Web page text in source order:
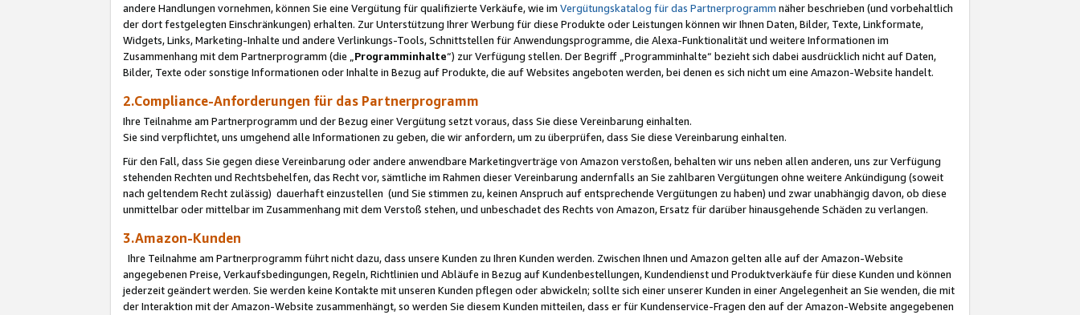
andere Handlungen vornehmen, können Sie eine Vergütung für qualifizierte Verkäufe, wie im Vergütungskatalog für das Partnerprogramm näher beschrieben (und vorbehaltlich
der dort festgelegten Einschränkungen) erhalten. Zur Unterstützung Ihrer Werbung für diese Produkte oder Leistungen können wir Ihnen Daten, Bilder, Texte, Linkformate,
Widgets, Links, Marketing-Inhalte und andere Verlinkungs-Tools, Schnittstellen für Anwendungsprogramme, die Alexa-Funktionalität und weitere Informationen im
Zusammenhang mit dem Partnerprogramm (die „ Programminhalte“) zur Verfügung stellen. Der Begriff „Programminhalte“ bezieht sich dabei ausdrücklich nicht auf Daten,
Bilder, Texte oder sonstige Informationen oder Inhalte in Bezug auf Produkte, die auf Websites angeboten werden, bei denen es sich nicht um eine Amazon-Website handelt.
2.Compliance-Anforderungen für das Partnerprogramm
Ihre Teilnahme am Partnerprogramm und der Bezug einer Vergütung setzt voraus, dass Sie diese Vereinbarung einhalten.
Sie sind verpflichtet, uns umgehend alle Informationen zu geben, die wir anfordern, um zu überprüfen, dass Sie diese Vereinbarung einhalten.
Für den Fall, dass Sie gegen diese Vereinbarung oder andere anwendbare Marketingverträge von Amazon verstoßen, behalten wir uns neben allen anderen, uns zur Verfügung
stehenden Rechten und Rechtsbehelfen, das Recht vor, sämtliche im Rahmen dieser Vereinbarung andernfalls an Sie zahlbaren Vergütungen ohne weitere Ankündigung (soweit
nach geltendem Recht zulässig) dauerhaft einzustellen (und Sie stimmen zu, keinen Anspruch auf entsprechende Vergütungen zu haben) und zwar unabhängig davon, ob diese
unmittelbar oder mittelbar im Zusammenhang mit dem Verstoß stehen, und unbeschadet des Rechts von Amazon, Ersatz für darüber hinausgehende Schäden zu verlangen.
3.Amazon-Kunden
Ihre Teilnahme am Partnerprogramm führt nicht dazu, dass unsere Kunden zu Ihren Kunden werden. Zwischen Ihnen und Amazon gelten alle auf der Amazon-Website
angegebenen Preise, Verkaufsbedingungen, Regeln, Richtlinien und Abläufe in Bezug auf Kundenbestellungen, Kundendienst und Produktverkäufe für diese Kunden und können
jederzeit geändert werden. Sie werden keine Kontakte mit unseren Kunden pflegen oder abwickeln; sollte sich einer unserer Kunden in einer Angelegenheit an Sie wenden, die mit
der Interaktion mit der Amazon-Website zusammenhängt, so werden Sie diesem Kunden mitteilen, dass er für Kundenservice-Fragen den auf der Amazon-Website angegebenen